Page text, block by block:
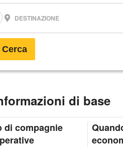
DESTINAZIONE
Cerca
di base
di compagnie